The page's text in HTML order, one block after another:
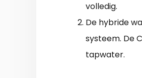
volledig.
De hybride
systeem. De
tapwater.